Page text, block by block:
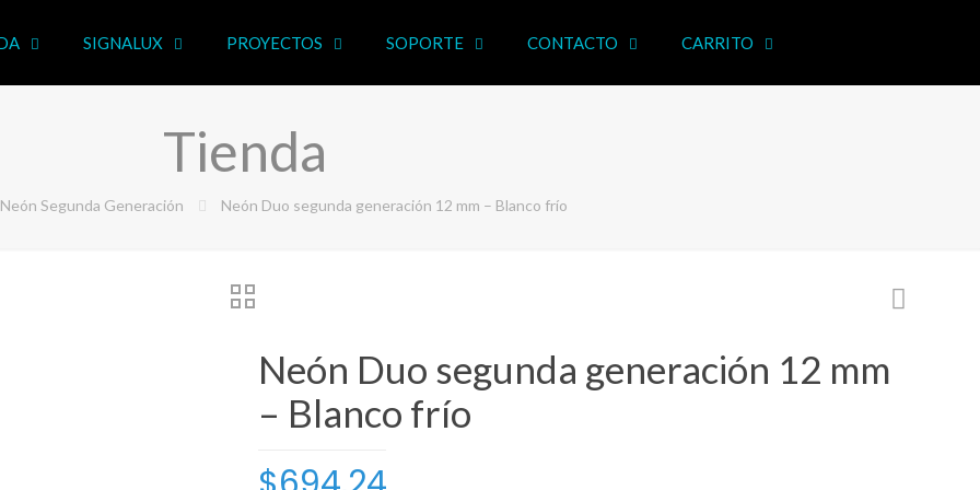
SIGNALUX PROYECTOS SOPORTE CONTACTO CARRITO
Tienda
Neón Segunda Generación Neón Duo segunda generación 12 mm – Blanco frío
Neón Duo segunda generación 12 mm
– Blanco frío